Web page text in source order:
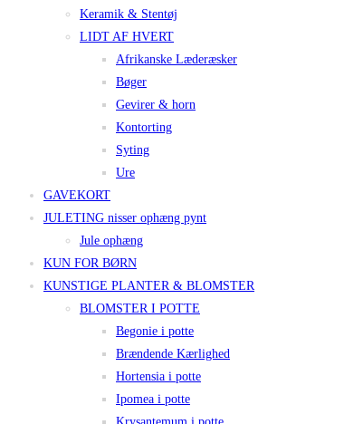
Keramik & Stentøj
LIDT AF HVERT
Afrikanske Læderæsker
Bøger
Gevirer & horn
Kontorting
Syting
Ure
GAVEKORT
JULETING nisser ophæng pynt
Jule ophæng
KUN FOR BØRN
KUNSTIGE PLANTER & BLOMSTER
BLOMSTER I POTTE
Begonie i potte
Brændende Kærlighed
Hortensia i potte
Ipomea i potte